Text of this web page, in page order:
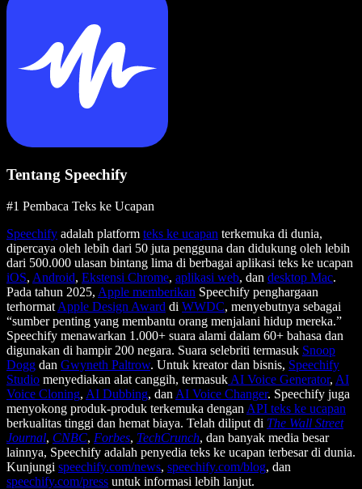
Tentang Speechify
#1 Pembaca Teks ke Ucapan
Speechify adalah platform teks ke ucapan terkemuka di dunia,
dipercaya oleh lebih dari 50 juta pengguna dan didukung oleh lebih
dari 500.000 ulasan bintang lima di berbagai aplikasi teks ke ucapan
iOS, Android, Ekstensi Chrome, aplikasi web, dan desktop Mac.
Pada tahun 2025, Apple memberikan Speechify penghargaan
terhormat Apple Design Award di WWDC, menyebutnya sebagai
“sumber penting yang membantu orang menjalani hidup mereka.”
Speechify menawarkan 1.000+ suara alami dalam 60+ bahasa dan
digunakan di hampir 200 negara. Suara selebriti termasuk Snoop
Dogg dan Gwyneth Paltrow. Untuk kreator dan bisnis, Speechify
Studio menyediakan alat canggih, termasuk AI Voice Generator, AI
Voice Cloning, AI Dubbing, dan AI Voice Changer. Speechify juga
menyokong produk-produk terkemuka dengan API teks ke ucapan
berkualitas tinggi dan hemat biaya. Telah diliput di The Wall Street
Journal, CNBC, Forbes, TechCrunch, dan banyak media besar
lainnya, Speechify adalah penyedia teks ke ucapan terbesar di dunia.
Kunjungi speechify.com/news, speechify.com/blog, dan
speechify.com/press untuk informasi lebih lanjut.